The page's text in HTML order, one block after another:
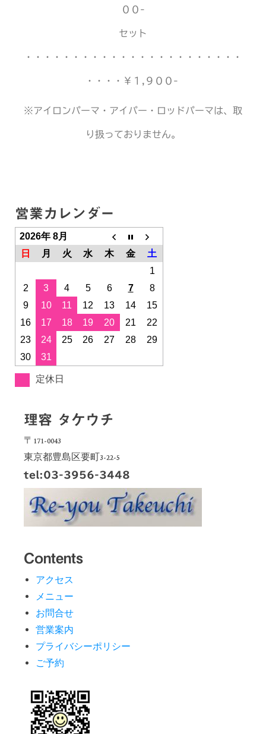
００-
セット
・・・・・・・・・・・・・・・・・・・・・・・
・・・・￥１,９００-
※アイロンパーマ・アイパー・ロッドパーマは、取
り扱っておりません。
営業カレンダー
2026年 8月
日
月 火 水 木 金
土
1
2
3 4 5 6 7
8
9
10 11 12 13 14
15
16
17 18 19 20 21
22
23
24 25 26 27 28
29
30
31
定休日
理容 タケウチ
〒171-0043
東京都豊島区要町3-22-5
tel:03-3956-3448
Contents
アクセス
メニュー
お問合せ
営業案内
プライバシーポリシー
ご予約